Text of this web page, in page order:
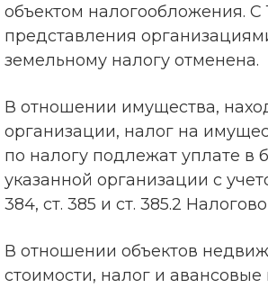
объектом налогообложения. С
представления
земельному налогу отменена.
В отношении имущества,
организации, налог на
по налогу подлежат уплате
указанной организации с
384, ст. 385 и ст. 385.2
В отношении объектов
стоимости, налог и